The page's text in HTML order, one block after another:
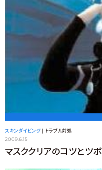
スキンダイビング| トラブル対処
2009.6.15
マスククリアのコツとツボ